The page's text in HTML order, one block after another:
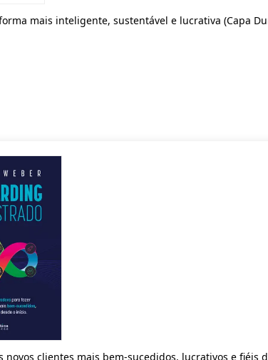
mais inteligente, sustentável e lucrativa (Capa
clientes mais bem-sucedidos, lucrativos e fiéis